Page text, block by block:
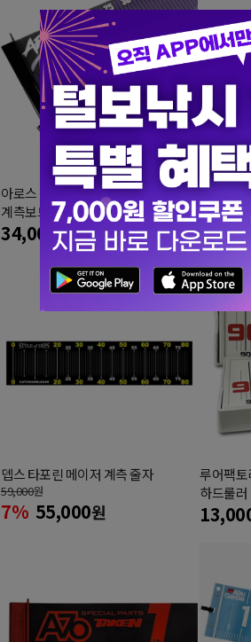
아로스 썬더볼트 매쉬 줄자 계측자
계측보드 낚시줄자
34,000원
포세이돈
뎁스 타포린 메이저 계측 줄자
59,000원
7% 55,000원
루어팩
하드룰